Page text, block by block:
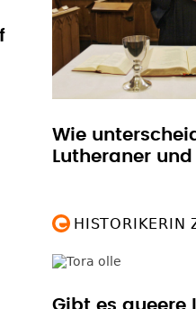
Wie
Lutheraner
HISTORIKERIN
Tora?